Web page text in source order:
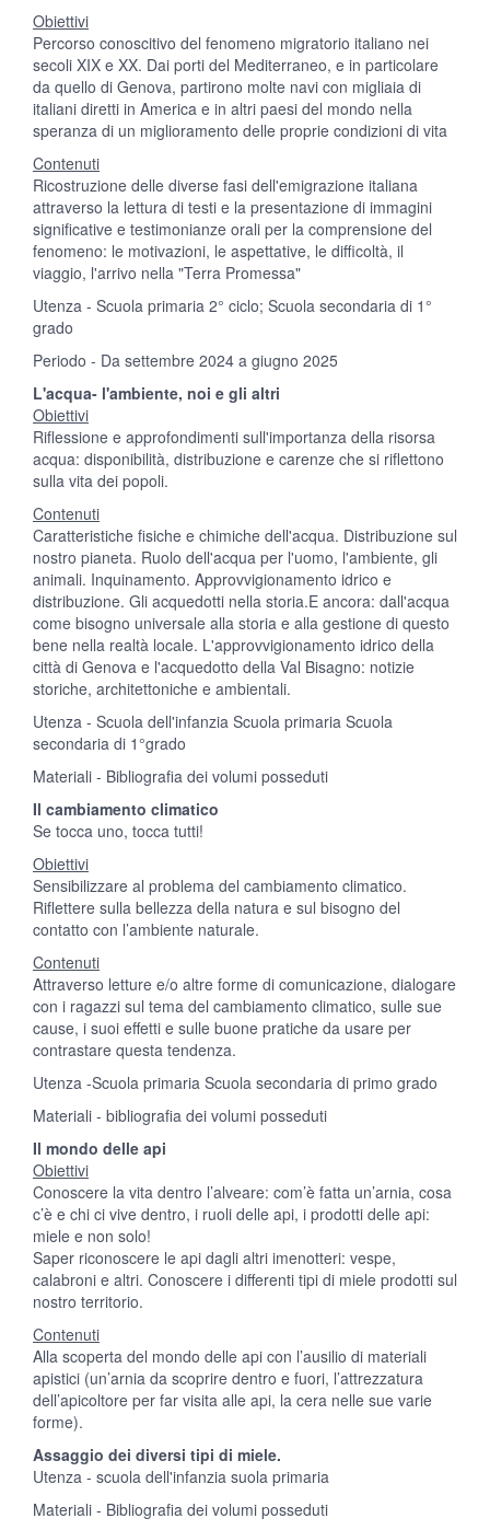
Obiettivi
Percorso conoscitivo del fenomeno migratorio italiano nei
secoli XIX e XX. Dai porti del Mediterraneo, e in particolare
da quello di Genova, partirono molte navi con migliaia di
italiani diretti in America e in altri paesi del mondo nella
speranza di un miglioramento delle proprie condizioni di vita
Contenuti
Ricostruzione delle diverse fasi dell'emigrazione italiana
attraverso la lettura di testi e la presentazione di immagini
significative e testimonianze orali per la comprensione del
fenomeno: le motivazioni, le aspettative, le difficoltà, il
viaggio, l'arrivo nella "Terra Promessa"
Utenza - Scuola primaria 2° ciclo; Scuola secondaria di 1°
grado
Periodo - Da settembre 2024 a giugno 2025
L'acqua- l'ambiente, noi e gli altri
Obiettivi
Riflessione e approfondimenti sull'importanza della risorsa
acqua: disponibilità, distribuzione e carenze che si riflettono
sulla vita dei popoli.
Contenuti
Caratteristiche fisiche e chimiche dell'acqua. Distribuzione sul
nostro pianeta. Ruolo dell'acqua per l'uomo, l'ambiente, gli
animali. Inquinamento. Approvvigionamento idrico e
distribuzione. Gli acquedotti nella storia.E ancora: dall'acqua
come bisogno universale alla storia e alla gestione di questo
bene nella realtà locale. L'approvvigionamento idrico della
città di Genova e l'acquedotto della Val Bisagno: notizie
storiche, architettoniche e ambientali.
Utenza - Scuola dell'infanzia Scuola primaria Scuola
secondaria di 1°grado
Materiali - Bibliografia dei volumi posseduti
Il cambiamento climatico
Se tocca uno, tocca tutti!
Obiettivi
Sensibilizzare al problema del cambiamento climatico.
Riflettere sulla bellezza della natura e sul bisogno del
contatto con l’ambiente naturale.
Contenuti
Attraverso letture e/o altre forme di comunicazione, dialogare
con i ragazzi sul tema del cambiamento climatico, sulle sue
cause, i suoi effetti e sulle buone pratiche da usare per
contrastare questa tendenza.
Utenza -Scuola primaria Scuola secondaria di primo grado
Materiali - bibliografia dei volumi posseduti
Il mondo delle api
Obiettivi
Conoscere la vita dentro l’alveare: com’è fatta un’arnia, cosa
c’è e chi ci vive dentro, i ruoli delle api, i prodotti delle api:
miele e non solo!
Saper riconoscere le api dagli altri imenotteri: vespe,
calabroni e altri. Conoscere i differenti tipi di miele prodotti sul
nostro territorio.
Contenuti
Alla scoperta del mondo delle api con l’ausilio di materiali
apistici (un’arnia da scoprire dentro e fuori, l’attrezzatura
dell’apicoltore per far visita alle api, la cera nelle sue varie
forme).
Assaggio dei diversi tipi di miele.
Utenza - scuola dell'infanzia suola primaria
Materiali - Bibliografia dei volumi posseduti